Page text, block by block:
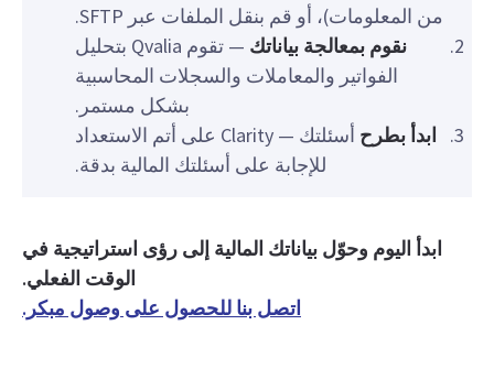
من المعلومات)، أو قم بنقل الملفات عبر SFTP.
نقوم بمعالجة بياناتك
— تقوم Qvalia بتحليل
الفواتير والمعاملات والسجلات المحاسبية
بشكل مستمر.
ابدأ بطرح
أسئلتك — Clarity على أتم الاستعداد
للإجابة على أسئلتك المالية بدقة.
ابدأ اليوم وحوّل بياناتك المالية إلى رؤى استراتيجية في
الوقت الفعلي.
اتصل بنا للحصول على وصول مبكر.